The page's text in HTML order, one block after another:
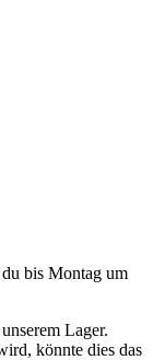
bis Montag um
Lager.
könnte dies das